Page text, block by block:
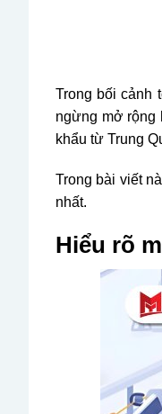
Trong bối cảnh
ngừng mở rộng
khẩu từ Trung
Trong bài viết
nhất.
Hiểu rõ